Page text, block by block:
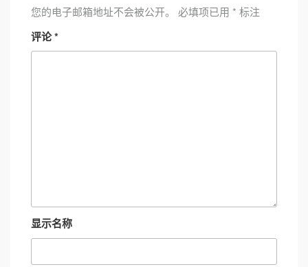
您的电子邮箱地址不会被公开。 必填项已用 * 标注
评论*
显示名称